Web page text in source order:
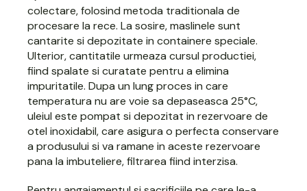
colectare, folosind metoda traditionala de
procesare la rece. La sosire, maslinele sunt
cantarite si depozitate in containere speciale.
Ulterior, cantitatile urmeaza cursul productiei,
fiind spalate si curatate pentru a elimina
impuritatile. Dupa un lung proces in care
temperatura nu are voie sa depaseasca 25°C,
uleiul este pompat si depozitat in rezervoare de
otel inoxidabil, care asigura o perfecta conservare
a produsului si va ramane in aceste rezervoare
pana la imbuteliere, filtrarea fiind interzisa.